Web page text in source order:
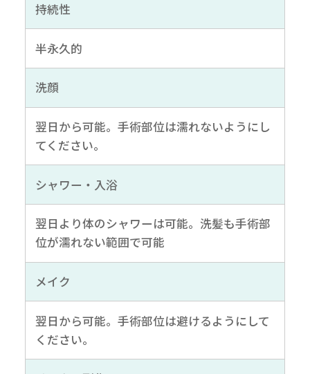
持続性
半永久的
洗顔
翌日から可能。手術部位は濡れないようにし
てください。
シャワー・入浴
翌日より体のシャワーは可能。洗髪も手術部
位が濡れない範囲で可能
メイク
翌日から可能。手術部位は避けるようにして
ください。
無料
相談 予約 予約 予約